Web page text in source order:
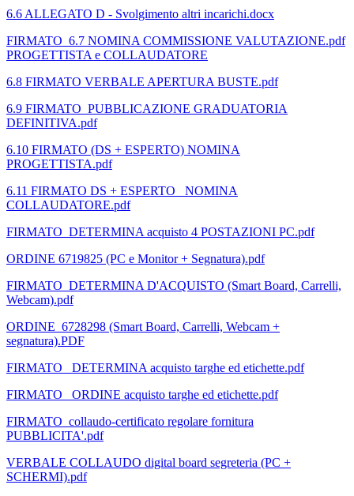
6.6 ALLEGATO D - Svolgimento altri incarichi.docx
FIRMATO_6.7 NOMINA COMMISSIONE VALUTAZIONE.pdf
PROGETTISTA e COLLAUDATORE
6.8 FIRMATO VERBALE APERTURA BUSTE.pdf
6.9 FIRMATO_PUBBLICAZIONE GRADUATORIA
DEFINITIVA.pdf
6.10 FIRMATO (DS + ESPERTO) NOMINA
PROGETTISTA.pdf
6.11 FIRMATO DS + ESPERTO_ NOMINA
COLLAUDATORE.pdf
FIRMATO_DETERMINA acquisto 4 POSTAZIONI PC.pdf
ORDINE 6719825 (PC e Monitor + Segnatura).pdf
FIRMATO_DETERMINA D'ACQUISTO (Smart Board, Carrelli,
Webcam).pdf
ORDINE_6728298 (Smart Board, Carrelli, Webcam +
segnatura).PDF
FIRMATO_ DETERMINA acquisto targhe ed etichette.pdf
FIRMATO_ ORDINE acquisto targhe ed etichette.pdf
FIRMATO_collaudo-certificato regolare fornitura
PUBBLICITA'.pdf
VERBALE COLLAUDO digital board segreteria (PC +
SCHERMI).pdf